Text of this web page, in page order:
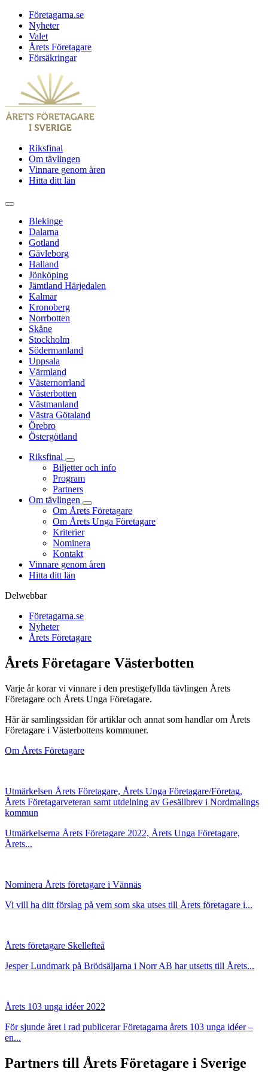
Företagarna.se
Nyheter
Valet
Årets Företagare
Försäkringar
Riksfinal
Om tävlingen
Vinnare genom åren
Hitta ditt län
Blekinge
Dalarna
Gotland
Gävleborg
Halland
Jönköping
Jämtland Härjedalen
Kalmar
Kronoberg
Norrbotten
Skåne
Stockholm
Södermanland
Uppsala
Värmland
Västernorrland
Västerbotten
Västmanland
Västra Götaland
Örebro
Östergötland
Riksfinal
Biljetter och info
Program
Partners
Om tävlingen
Om Årets Företagare
Om Årets Unga Företagare
Kriterier
Nominera
Kontakt
Vinnare genom åren
Hitta ditt län
Delwebbar
Företagarna.se
Nyheter
Årets Företagare
Årets Företagare Västerbotten
Varje år korar vi vinnare i den prestigefyllda tävlingen Årets
Företagare och Årets Unga Företagare.
Här är samlingssidan för artiklar och annat som handlar om Årets
Företagare i Västerbottens kommuner.
Om Årets Företagare
Utmärkelsen Årets Företagare, Årets Unga Företagare/Företag,
Årets Företagarveteran samt utdelning av Gesällbrev i Nordmalings
kommun
Utmärkelserna Årets Företagare 2022, Årets Unga Företagare,
Årets...
Nominera Årets företagare i Vännäs
Vi vill ha ditt förslag på vem som ska utses till Årets företagare i...
Årets företagare Skellefteå
Jesper Lundmark på Brödsäljarna i Norr AB har utsetts till Årets...
Årets 103 unga idéer 2022
För sjunde året i rad publicerar Företagarna årets 103 unga idéer –
en...
Partners till Årets Företagare i Sverige